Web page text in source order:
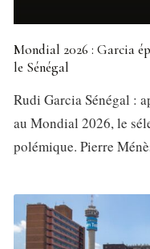
Mondial 2026 : Garcia
le Sénégal
Rudi Garcia Sénégal :
au Mondial 2026, le
polémique. Pierre